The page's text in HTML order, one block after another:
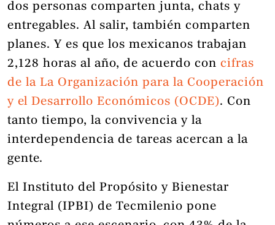
dos personas comparten junta, chats y
entregables. Al salir, también comparten
planes. Y es que los mexicanos trabajan
2,128 horas al año, de acuerdo con cifras
de la La Organización para la Cooperación
y el Desarrollo Económicos (OCDE). Con
tanto tiempo, la convivencia y la
interdependencia de tareas acercan a la
gente.
El Instituto del Propósito y Bienestar
Integral (IPBI) de Tecmilenio pone